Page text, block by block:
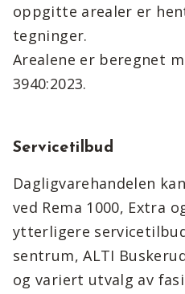
oppgitte arealer er
tegninger.
Arealene er beregnet
3940:2023.
Servicetilbud
Dagligvarehandelen
ved Rema 1000, Extra
ytterligere
sentrum, ALTI
og variert utvalg av